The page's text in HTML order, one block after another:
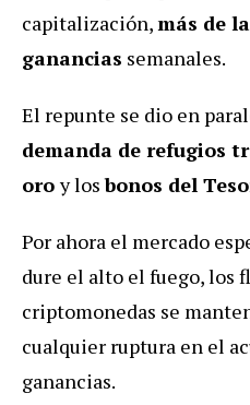
capitalización,más de
ganancias semanales.
El repunte se dio en
demanda de refugios
oroy losbonos del
Por ahora el mercado
dure el alto el fuego, los
criptomonedas se
cualquier ruptura en el
ganancias.